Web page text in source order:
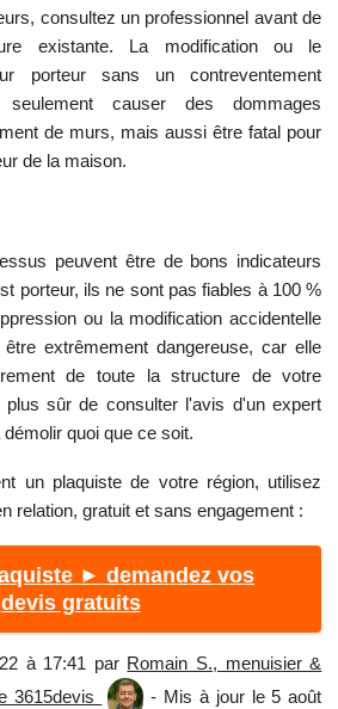
consultez un professionnel avant de
existante. La modification ou le
porteur sans un contreventement
causer des dommages
de murs, mais aussi être fatal pour
de la maison.
peuvent être de bons indicateurs
porteur, ils ne sont pas fiables à 100 %
ou la modification accidentelle
extrêmement dangereuse, car elle
de toute la structure de votre
sûr de consulter l'avis d'un expert
quoi que ce soit.
un plaquiste de votre région, utilisez
relation, gratuit et sans engagement :
► demandez vos
devis gratuits
à 17:41 par Romain S., menuisier &
3615devis
- Mis à jour le 5 août